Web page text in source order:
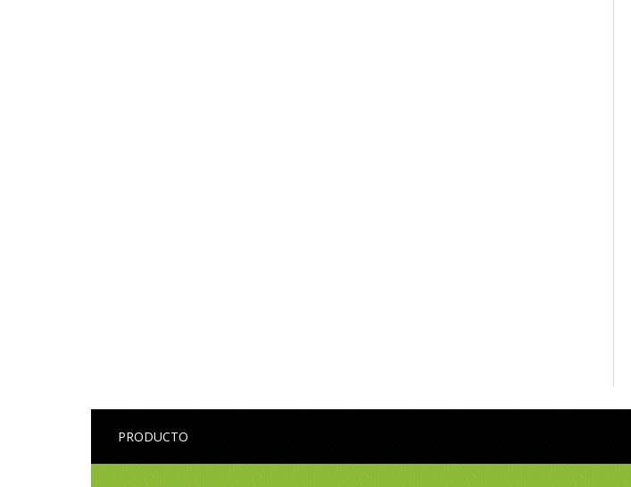
PRODUCTO